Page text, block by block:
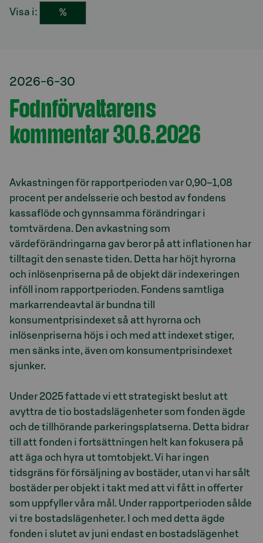
Visa i: %
2026-6-30
Fodnförvaltarens
kommentar 30.6.2026
Avkastningen för rapportperioden var 0,90–1,08
procent per andelsserie och bestod av fondens
kassaflöde och gynnsamma förändringar i
tomtvärdena. Den avkastning som
värdeförändringarna gav beror på att inflationen har
tilltagit den senaste tiden. Detta har höjt hyrorna
och inlösenpriserna på de objekt där indexeringen
inföll inom rapportperioden. Fondens samtliga
markarrendeavtal är bundna till
konsumentprisindexet så att hyrorna och
inlösenpriserna höjs i och med att indexet stiger,
men sänks inte, även om konsumentprisindexet
sjunker.
Under 2025 fattade vi ett strategiskt beslut att
avyttra de tio bostadslägenheter som fonden ägde
och de tillhörande parkeringsplatserna. Detta bidrar
till att fonden i fortsättningen helt kan fokusera på
att äga och hyra ut tomtobjekt. Vi har ingen
tidsgräns för försäljning av bostäder, utan vi har sålt
bostäder per objekt i takt med att vi fått in offerter
som uppfyller våra mål. Under rapportperioden sålde
vi tre bostadslägenheter. I och med detta ägde
fonden i slutet av juni endast en bostadslägenhet